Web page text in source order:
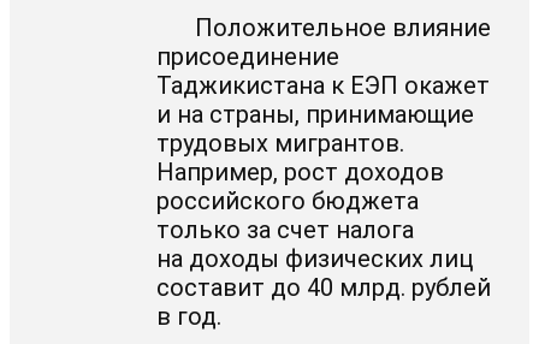
Положительное влияние
присоединение
Таджикистана к ЕЭП окажет
и на страны, принимающие
трудовых мигрантов.
Например, рост доходов
российского бюджета
только за счет налога
на доходы физических лиц
составит до 40 млрд. рублей
в год.